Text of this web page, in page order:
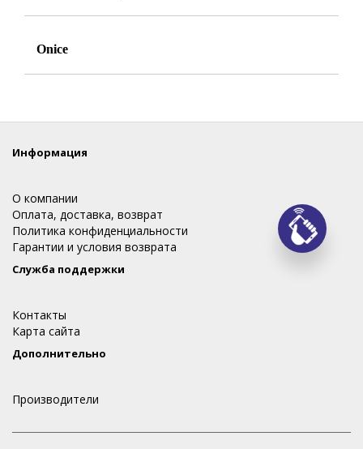
Onice
Информация
О компании
Оплата, доставка, возврат
Политика конфиденциальности
Гарантии и условия возврата
Служба поддержки
Контакты
Карта сайта
Дополнительно
Производители